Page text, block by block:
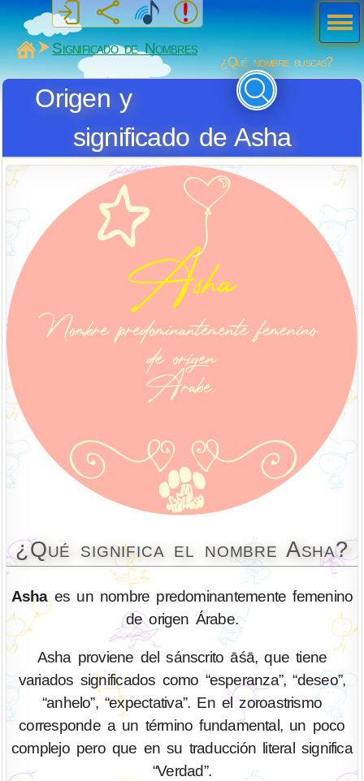
MiSabueso
Significado de Nombres
¿Qué nombre buscas?
Origen y
significado de Asha
¿Qué significa el nombre Asha?
Ashaes un nombre predominantemente femenino
de origen Árabe.
Asha proviene del sánscrito āśā, que tiene
variados significados como “esperanza”, “deseo”,
“anhelo”, “expectativa”. En el zoroastrismo
corresponde a un término fundamental, un poco
complejo pero que en su traducción literal significa
“Verdad”.
Men
ú